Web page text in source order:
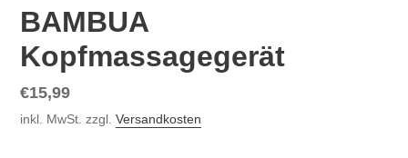
BAMBUA
Kopfmassagegerät
Normaler
Preis
€15,99
inkl. MwSt. zzgl. Versandkosten